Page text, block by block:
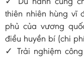
thiên nhiên hùng vĩ
phủ của vương
điều huyền bí (chi
✓ Trải nghiệm